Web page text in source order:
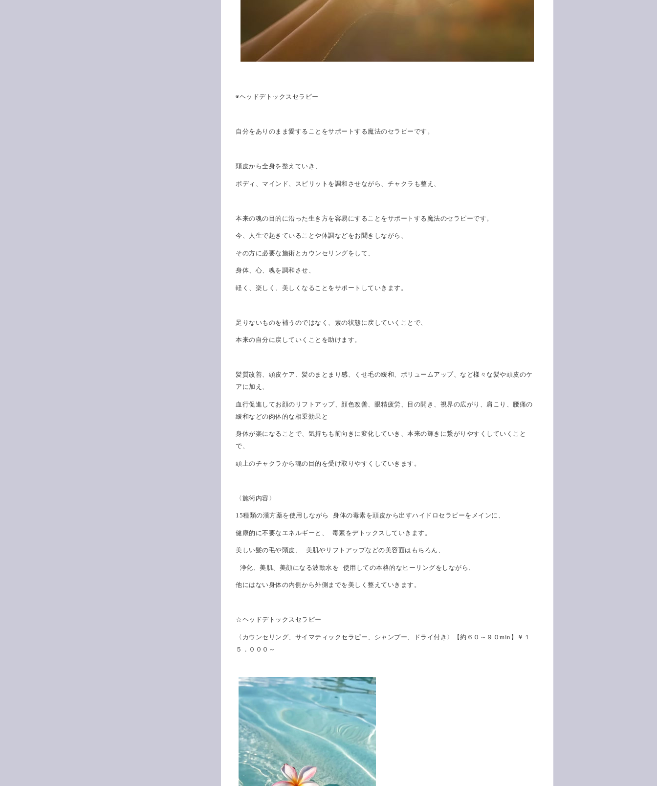
◉ヘッドデトックスセラピー
自分をありのまま愛することをサポートする魔法のセラピーです。
頭皮から全身を整えていき、
ボディ、マインド、スピリットを調和させながら、チャクラも整え、
本来の魂の目的に沿った生き方を容易にすることをサポートする魔法のセラピーです。
今、人生で起きていることや体調などをお聞きしながら、
その方に必要な施術とカウンセリングをして、
身体、心、魂を調和させ、
軽く、楽しく、美しくなることをサポートしていきます。
足りないものを補うのではなく、素の状態に戻していくことで、
本来の自分に戻していくことを助けます。
髪質改善、頭皮ケア、髪のまとまり感、くせ毛の緩和、ボリュームアップ、など様々な髪や頭皮のケ
アに加え、
血行促進してお顔のリフトアップ、顔色改善、眼精疲労、目の開き、視界の広がり、肩こり、腰痛の
緩和などの肉体的な相乗効果と
身体が楽になることで、気持ちも前向きに変化していき、本来の輝きに繋がりやすくしていくこと
で、
頭上のチャクラから魂の目的を受け取りやすくしていきます。
〈施術内容〉
15種類の漢方薬を使用しながら 身体の毒素を頭皮から出すハイドロセラピーをメインに、
健康的に不要なエネルギーと、 毒素をデトックスしていきます。
美しい髪の毛や頭皮、 美肌やリフトアップなどの美容面はもちろん、
浄化、美肌、美顔になる波動水を 使用しての本格的なヒーリングをしながら、
他にはない身体の内側から外側までを美しく整えていきます。
☆ヘッドデトックスセラピー
〈カウンセリング、サイマティックセラピー、シャンプー、ドライ付き〉【約６０～９０min】￥１
５．０００～